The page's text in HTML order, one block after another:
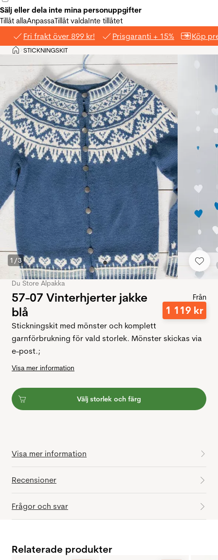
Sälj eller dela inte mina personuppgifter
Tillåt allaAnpassaTillåt valdaInte tillåtet
Fri frakt över 899 kr! Prisgaranti + 15% Köp
Hem
>STICKNINGSKIT
1 /3
Du Store Alpakka
57-07 Vinterhjerter jakke
blå
Från
1 119 kr
Stickningskit med mönster och komplett
garnförbrukning för vald storlek. Mönster skickas via
e-post.;
Visa mer information
Välj storlek och färg
Visa mer information
Recensioner
Frågor och svar
Relaterade produkter